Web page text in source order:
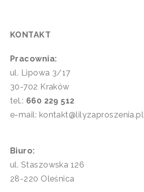
KONTAKT
Pracownia:
ul. Lipowa 3/17
30-702 Kraków
tel.: 660 229 512
e-mail: kontakt@lilyzaproszenia.pl
Biuro:
ul. Staszowska 126
28-220 Oleśnica